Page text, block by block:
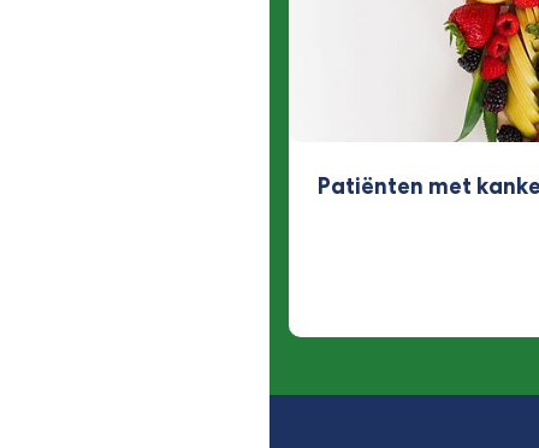
Patiënten met